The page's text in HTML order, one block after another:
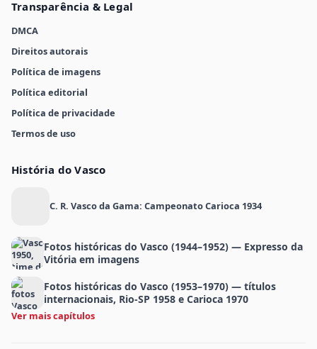
Transparência & Legal
DMCA
Direitos autorais
Política de imagens
Política editorial
Política de privacidade
Termos de uso
História do Vasco
C. R. Vasco da Gama: Campeonato Carioca 1934
Fotos históricas do Vasco (1944–1952) — Expresso da
Vitória em imagens
Fotos históricas do Vasco (1953–1970) — títulos
internacionais, Rio-SP 1958 e Carioca 1970
Ver mais capítulos